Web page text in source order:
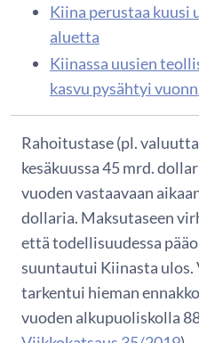
Kiina perustaa kuusi
aluetta
Kiinassa uusien
kasvu pysähtyi
Rahoitustase (pl.
kesäkuussa 45 mrd.
vuoden vastaavaan
dollaria. Maksutaseen
että todellisuudessa
suuntautui Kiinasta ulos.
tarkentui hieman
vuoden alkupuoliskolla